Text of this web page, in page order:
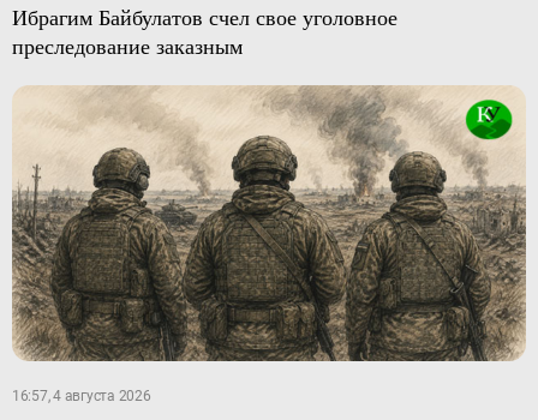
Ибрагим Байбулатов счел свое уголовное
преследование заказным
16:57, 4 августа 2026